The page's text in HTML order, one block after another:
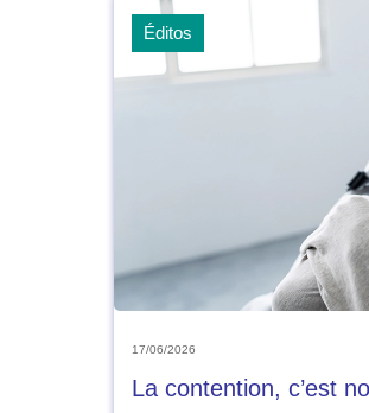
Éditos
17/06/2026
La contention, c’est